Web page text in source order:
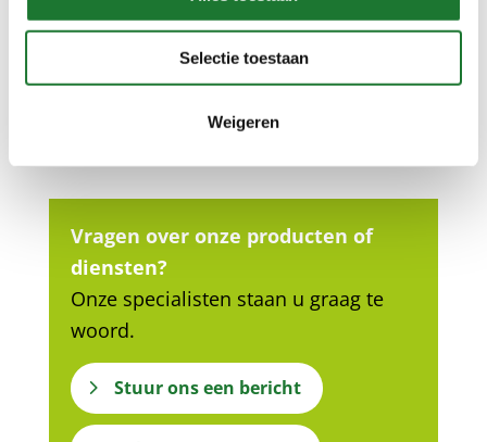
Selectie toestaan
Weigeren
Neem gerust contact met
Vragen over onze producten of
diensten?
Onze specialisten staan u graag te
woord.
Stuur ons een bericht